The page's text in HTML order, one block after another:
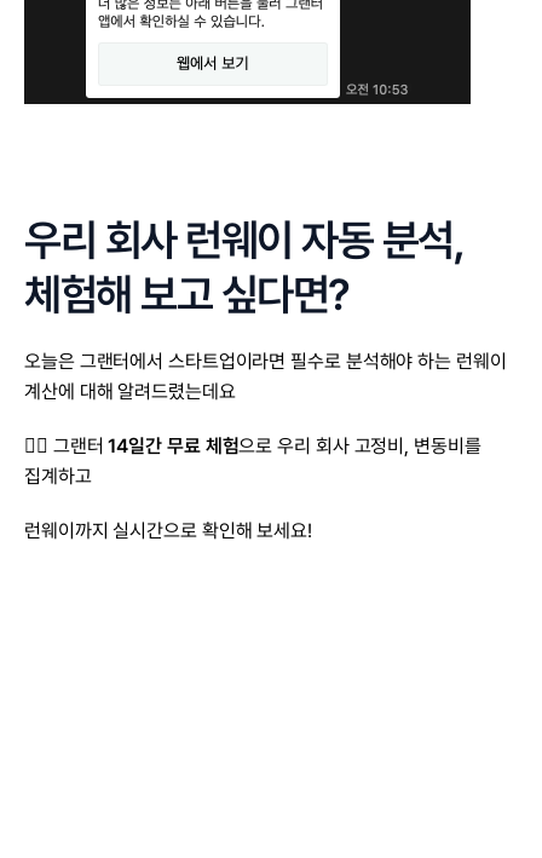
우리 회사 런웨이 자동 분석,
체험해 보고 싶다면?
오늘은 그랜터에서 스타트업이라면 필수로 분석해야 하는 런웨이
계산에 대해 알려드렸는데요
👉🏻 그랜터 14일간 무료 체험으로 우리 회사 고정비, 변동비를
집계하고
런웨이까지 실시간으로 확인해 보세요!